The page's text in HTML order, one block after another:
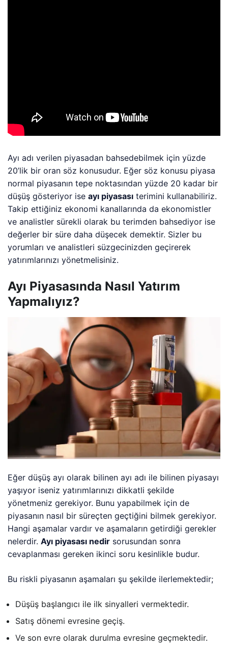
Ayı adı verilen piyasadan bahsedebilmek için yüzde
20’lik bir oran söz konusudur. Eğer söz konusu piyasa
normal piyasanın tepe noktasından yüzde 20 kadar bir
düşüş gösteriyor iseayı piyasası terimini kullanabiliriz.
Takip ettiğiniz ekonomi kanallarında da ekonomistler
ve analistler sürekli olarak bu terimden bahsediyor ise
değerler bir süre daha düşecek demektir. Sizler bu
yorumları ve analistleri süzgecinizden geçirerek
yatırımlarınızı yönetmelisiniz.
Ayı Piyasasında Nasıl Yatırım
Yapmalıyız?
Eğer düşüş ayı olarak bilinen ayı adı ile bilinen piyasayı
yaşıyor iseniz yatırımlarınızı dikkatli şekilde
yönetmeniz gerekiyor. Bunu yapabilmek için de
piyasanın nasıl bir süreçten geçtiğini bilmek gerekiyor.
Hangi aşamalar vardır ve aşamaların getirdiği gerekler
nelerdir.Ayı piyasası nedir sorusundan sonra
cevaplanması gereken ikinci soru kesinlikle budur.
Bu riskli piyasanın aşamaları şu şekilde ilerlemektedir;
Düşüş başlangıcı ile ilk sinyalleri vermektedir.
Satış dönemi evresine geçiş.
Ve son evre olarak durulma evresine geçmektedir.